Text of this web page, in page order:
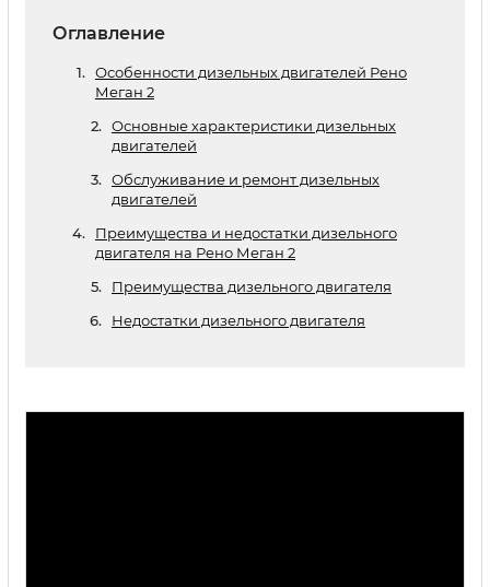
Оглавление
Особенности дизельных двигателей Рено
Меган 2
Основные характеристики дизельных
двигателей
Обслуживание и ремонт дизельных
двигателей
Преимущества и недостатки дизельного
двигателя на Рено Меган 2
Преимущества дизельного двигателя
Недостатки дизельного двигателя